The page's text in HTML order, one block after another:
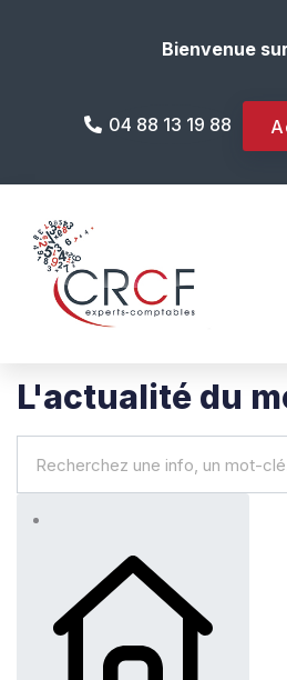
Bienvenue sur
04 88 13 19 88
L'actualité du